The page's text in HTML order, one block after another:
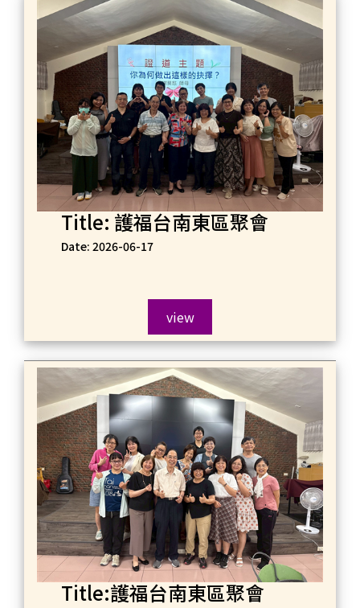
Title: 護福台南東區聚會
Date: 2026-06-17
view
Title:護福台南東區聚會